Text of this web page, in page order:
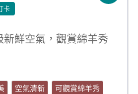
卡
新鮮空氣，觀賞綿羊秀
空氣清新
可觀賞綿羊秀